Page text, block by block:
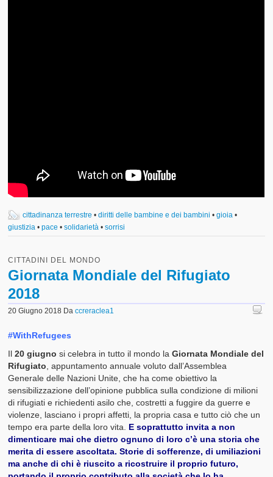
cittadinanza terrestre •diritti delle bambine e dei bambini •gioia •
giustizia •pace •solidarietà •sorrisi
CITTADINI DEL MONDO
Giornata Mondiale del Rifugiato
2018
20 Giugno 2018 Daccreraclea1
#WithRefugees
Il20 giugnosi celebra in tutto il mondo laGiornata Mondiale del
Rifugiato, appuntamento annuale voluto dall’Assemblea
Generale delle Nazioni Unite, che ha come obiettivo la
sensibilizzazione dell’opinione pubblica sulla condizione di milioni
di rifugiati e richiedenti asilo che, costretti a fuggire da guerre e
violenze, lasciano i propri affetti, la propria casa e tutto ciò che un
tempo era parte della loro vita. E soprattutto invita a non
dimenticare mai che dietro ognuno di loro c’è una storia che
merita di essere ascoltata. Storie di sofferenze, di umiliazioni
ma anche di chi è riuscito a ricostruire il proprio futuro,